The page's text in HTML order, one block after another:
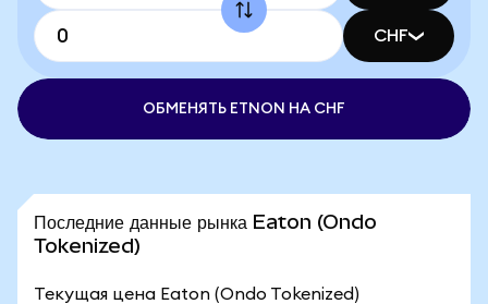
CHF
ОБМЕНЯТЬ ETNON НА CHF
Последние данные рынка Eaton (Ondo
Tokenized)
Текущая цена Eaton (Ondo Tokenized)